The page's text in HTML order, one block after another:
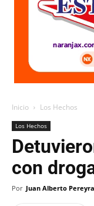
Inicio Los Hechos
Los Hechos
con
Por Juan Alberto Pereyra